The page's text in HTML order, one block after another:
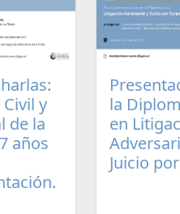
y
de la
años
la
en
Juicio